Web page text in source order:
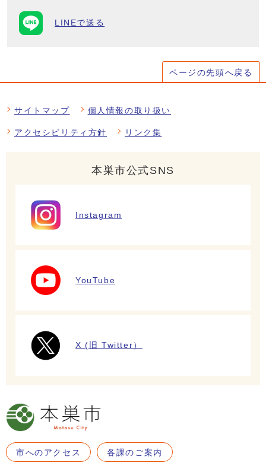
LINEで送る
ページの先頭へ戻る
サイトマップ 個人情報の取り扱い
アクセシビリティ方針 リンク集
本巣市公式SNS
Instagram
YouTube
X (旧 Twitter）
市へのアクセス 各課のご案内